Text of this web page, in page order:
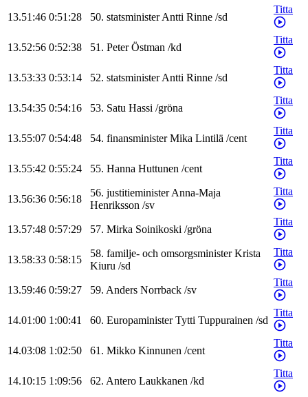
13.51:46 0:51:28 50. statsministerAntti Rinne /sd
Titta
13.52:56 0:52:38 51. Peter Östman /kd
Titta
13.53:33 0:53:14 52. statsministerAntti Rinne /sd
Titta
13.54:35 0:54:16 53. Satu Hassi /gröna
Titta
13.55:07 0:54:48 54. finansminister Mika Lintilä /cent
Titta
13.55:42 0:55:24 55. Hanna Huttunen /cent
Titta
13.56:36 0:56:18
56. justitieministerAnna-Maja
Henriksson /sv
Titta
13.57:48 0:57:29 57. Mirka Soinikoski /gröna
Titta
13.58:33 0:58:15
58. familje- och omsorgsminister Krista
Kiuru /sd
Titta
13.59:46 0:59:27 59. Anders Norrback /sv
Titta
14.01:00 1:00:41 60. Europaminister Tytti Tuppurainen /sd
Titta
14.03:08 1:02:50 61. Mikko Kinnunen /cent
Titta
14.10:15 1:09:56 62. Antero Laukkanen /kd
Titta